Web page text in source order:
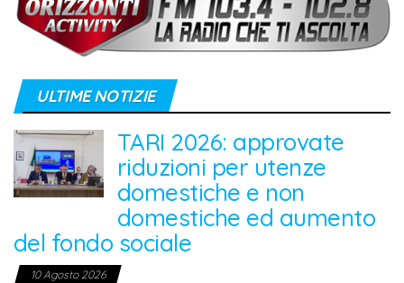
ULTIME NOTIZIE
TARI 2026: approvate
riduzioni per utenze
domestiche e non
domestiche ed aumento
del fondo sociale
10 Agosto 2026